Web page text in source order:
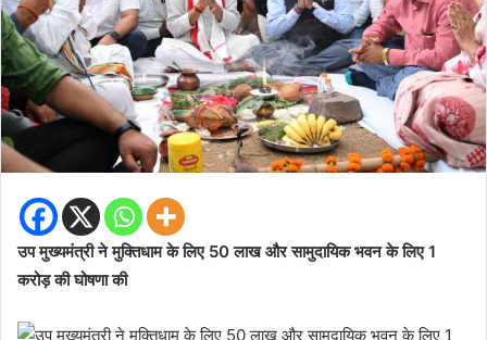
उप मुख्यमंत्री ने मुक्तिधाम के लिए 50 लाख और सामुदायिक भवन के लिए 1
करोड़ की घोषणा की